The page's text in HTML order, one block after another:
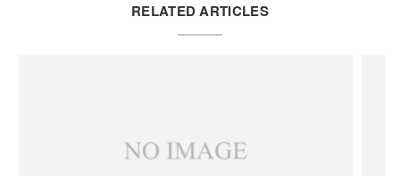
RELATED ARTICLES